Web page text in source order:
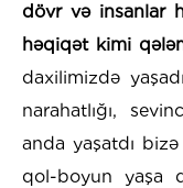
dövr və insanlar
həqiqət kimi
daxilimizdə
narahatlığı,
anda yaşatdı
qol-boyun yaşa